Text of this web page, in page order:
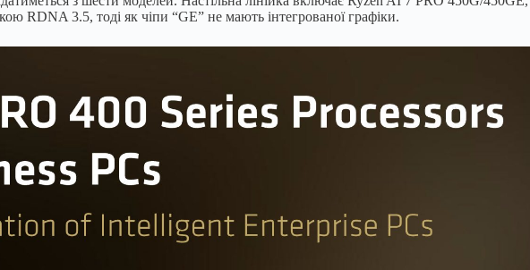
RDNA 3.5, тоді як чіпи “GE” не мають інтегрованої графіки.